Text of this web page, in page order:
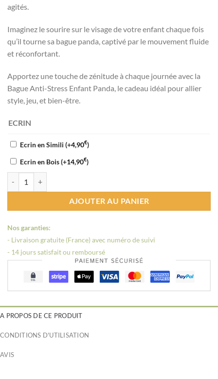
agités.
Imaginez le sourire sur le visage de votre enfant chaque fois
qu’il tourne sa bague panda, captivé par le mouvement fluide
et réconfortant.
Apportez une touche de zénitude à chaque journée avec la
Bague Anti-Stress Enfant Panda, le cadeau idéal pour allier
style, jeu, et bien-être.
ECRIN
Ecrin en Simili (+4,90€)
Ecrin en Bois(+14,90€)
AJOUTER AU PANIER
Nos garanties:
- Livraison gratuite (France) avec numéro de suivi
- 14 jours satisfait ou remboursé
A PROPOS DE CE PRODUIT
CONDITIONS D'UTILISATION
AVIS